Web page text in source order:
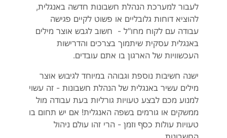
לעבור למערכת הנהלת חשבונות חדשה באנגלית,
להוציא דוחות גלובליים או פשוט לקיים פגישה
עבודה עם לקוח מחו"ל - חשוב לגבש אוצר מילים
באנגלית עסקית שיתמוך בצרכים והדרישות
העכשוויות של הארגון בו אתם עובדים.
ישנה חשיבות נוספת וגבוהה במיוחד לגיבוש אוצר
מילים עשיר באנגלית של הנהלת חשבונות - זה עשוי
למנוע מכם לבצע טעויות גורליות בעת עבודה מול
ממשקים או גורמים בשפה האנגלית! אם יש תחום בו
טעויות עולות כסף וזמן - הרי זהו עולם ניהול